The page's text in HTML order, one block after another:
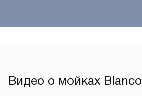
Видео о мойках Blanco